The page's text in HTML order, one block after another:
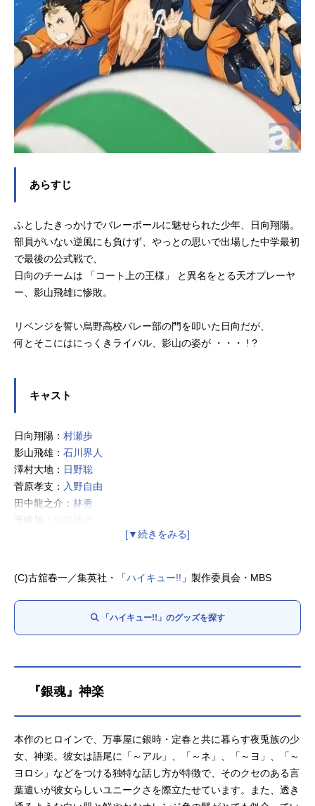
あらすじ
ふとしたきっかけでバレーボールに魅せられた少年、日向翔陽。
部員がいない逆風にも負けず、やっとの思いで出場した中学最初
で最後の公式戦で、
日向のチームは 「コート上の王様」 と異名をとる天才プレーヤ
ー、影山飛雄に惨敗。
リベンジを誓い烏野高校バレー部の門を叩いた日向だが、
何とそこにはにっくきライバル、影山の姿が ・・・ ! ?
キャスト
日向翔陽： 村瀬歩
影山飛雄： 石川界人
澤村大地： 日野聡
菅原孝支： 入野自由
田中龍之介： 林勇
東峰旭：
山口忠：
斉藤壮馬
縁下力：
増田俊樹
清水潔子：名塚佳織
神谷浩史
烏養繋心：田中一成
(C)古舘春一／集英社・「ハイキュー!! 」製作委員会・MBS
「ハイキュー!!」のグッズを探す
『銀魂』神楽
本作のヒロインで、万事屋に銀時・定春と共に暮らす夜兎族の少
女、神楽。彼女は語尾に「～アル」、「～ネ」、「～ヨ」、「～
ヨロシ」などをつける独特な話し方が特徴で、そのクセのある言
葉遣いが彼女らしいユニークさを際立たせています。また、透き